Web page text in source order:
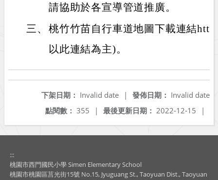
請協助於各宣導管道推廣。
三、 桃竹竹苗自行車道地圖下載連結
以此連結為主)。
發佈日期： Invalid date
下架日期： Invalid date
|
最後更新日期： 2022-12-15 |
點閱數： 355 |
:::
桃園市西門國民小學 Simen Elementary School
桃園市桃園區莒光街15號 No.15, Jyuguang St., Taoyuan Dist., Taoyuan